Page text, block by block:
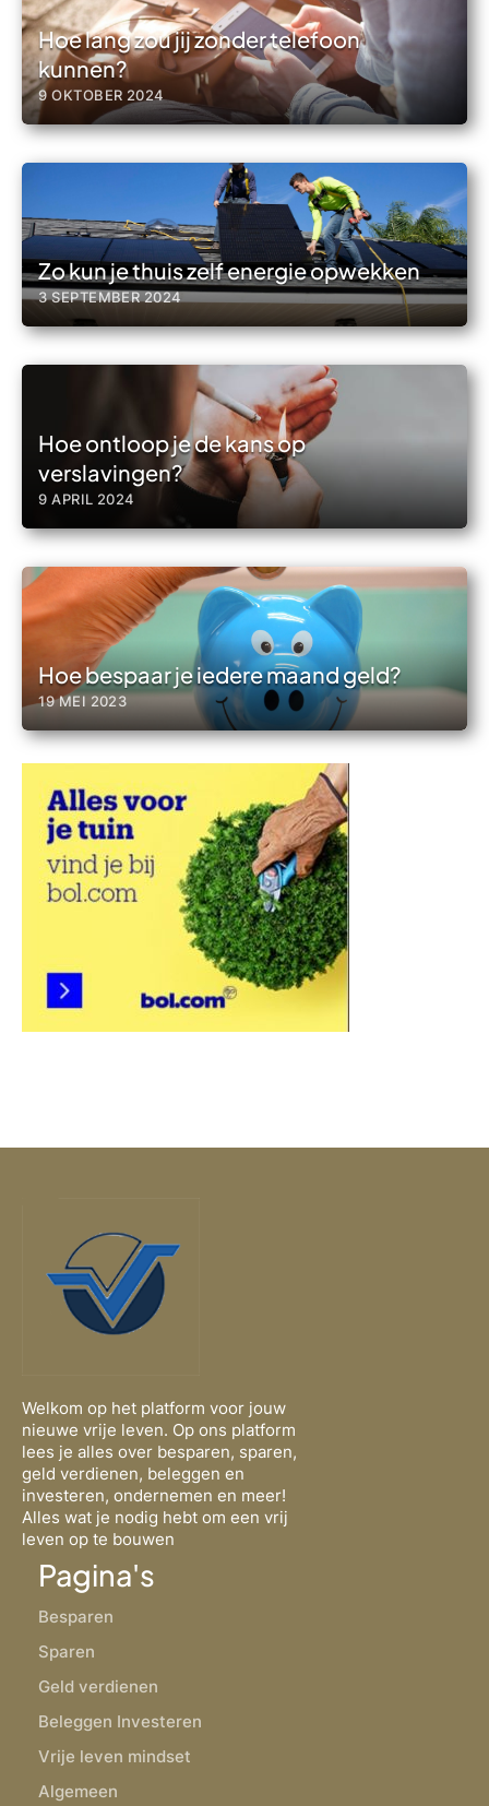
Hoe lang zou jij zonder telefoon
kunnen?
9 OKTOBER 2024
Zo kun je thuis zelf energie opwekken
3 SEPTEMBER 2024
Hoe ontloop je de kans op
verslavingen?
9 APRIL 2024
Hoe bespaar je iedere maand geld?
19 MEI 2023
Welkom op het platform voor jouw
nieuwe vrije leven. Op ons platform
lees je alles over besparen, sparen,
geld verdienen, beleggen en
investeren, ondernemen en meer!
Alles wat je nodig hebt om een vrij
leven op te bouwen
Pagina's
Besparen
Sparen
Geld verdienen
Beleggen Investeren
Vrije leven mindset
Algemeen